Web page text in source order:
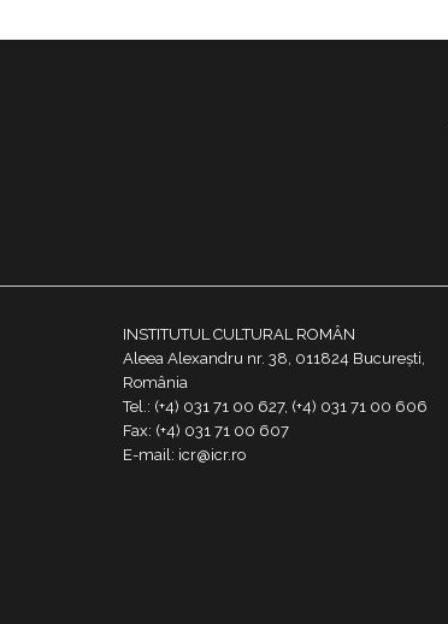
INSTITUTUL CULTURAL ROMÂN
Aleea Alexandru nr. 38, 011824 București,
România
Tel.: (+4) 031 71 00 627, (+4) 031 71 00 606
Fax: (+4) 031 71 00 607
E-mail: icr@icr.ro